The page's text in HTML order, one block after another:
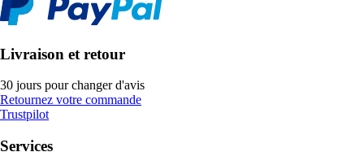
Livraison et retour
30 jours pour changer d'avis
Retournez votre commande
Trustpilot
Services